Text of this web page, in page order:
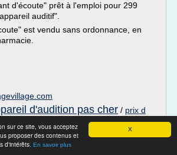
X
sur ce site, vous acceptez
proposer des contenus et
d'intérêts. En savoir plus
d'écoute" prêt à l'emploi pour 299
auditif".
est vendu sans ordonnance, en
d'audition pas cher / prix d
prix moyen d un appareil
d'audition prix/
prix d un